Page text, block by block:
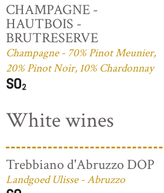
CHAMPAGNE -
HAUTBOIS -
BRUTRESERVE
Champagne - 70% Pinot Meunier,
20% Pinot Noir, 10% Chardonnay
White wines
Trebbiano d'Abruzzo DOP
Landgoed Ulisse - Abruzzo